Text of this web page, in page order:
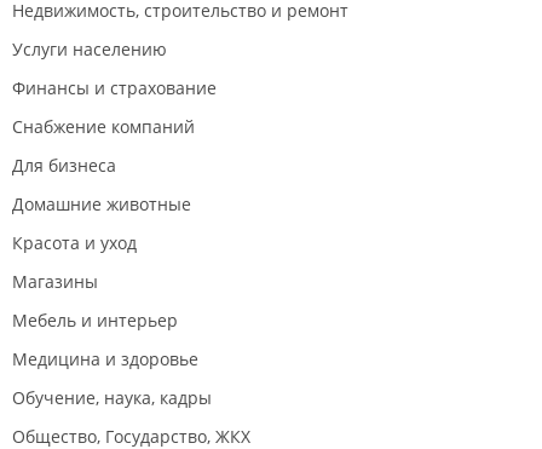
Недвижимость, строительство и ремонт
Услуги населению
Финансы и страхование
Снабжение компаний
Для бизнеса
Домашние животные
Красота и уход
Магазины
Мебель и интерьер
Медицина и здоровье
Обучение, наука, кадры
Общество, Государство, ЖКХ